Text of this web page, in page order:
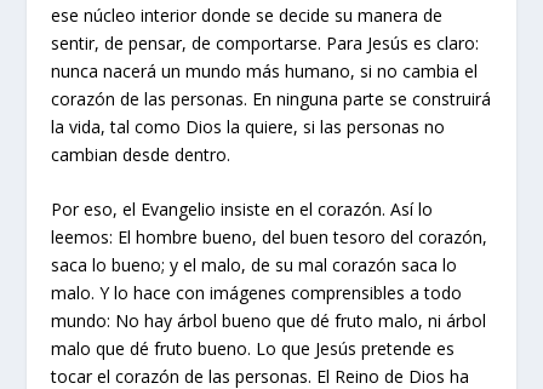
ese núcleo interior donde se decide su manera de
sentir, de pensar, de comportarse. Para Jesús es claro:
nunca nacerá un mundo más humano, si no cambia el
corazón de las personas. En ninguna parte se construirá
la vida, tal como Dios la quiere, si las personas no
cambian desde dentro.
Por eso, el Evangelio insiste en el corazón. Así lo
leemos: El hombre bueno, del buen tesoro del corazón,
saca lo bueno; y el malo, de su mal corazón saca lo
malo. Y lo hace con imágenes comprensibles a todo
mundo: No hay árbol bueno que dé fruto malo, ni árbol
malo que dé fruto bueno. Lo que Jesús pretende es
tocar el corazón de las personas. El Reino de Dios ha